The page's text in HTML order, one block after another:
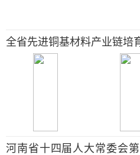
全省先进铜基材料产业链培
河南省十四届人大常委会